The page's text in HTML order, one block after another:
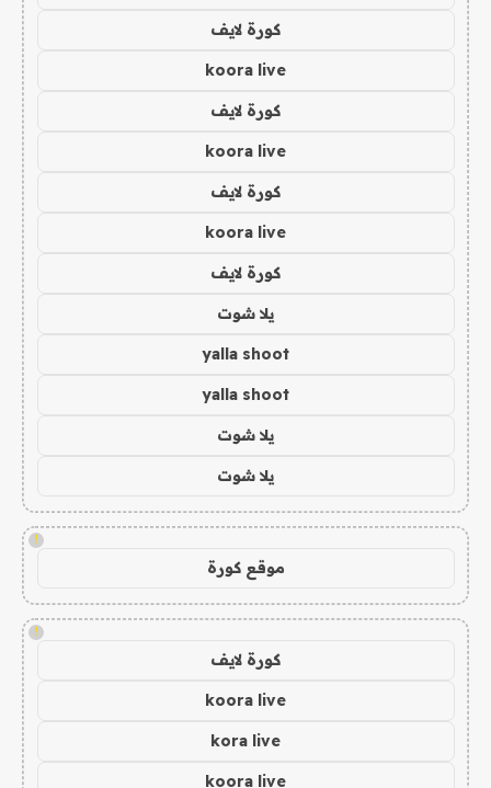
كورة لايف
koora live
كورة لايف
koora live
كورة لايف
koora live
كورة لايف
يلا شوت
yalla shoot
yalla shoot
يلا شوت
يلا شوت
!
موقع كورة
!
كورة لايف
koora live
kora live
koora live